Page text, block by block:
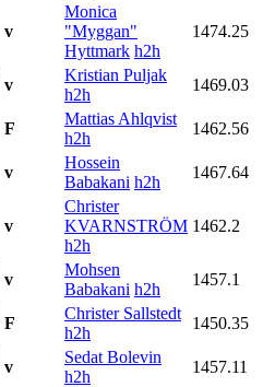
v
Monica
"Myggan"
Hyttmark h2h
1474.25
v
Kristian Puljak
h2h
1469.03
F
Mattias Ahlqvist
h2h
1462.56
v
Hossein
Babakani h2h
1467.64
v
Christer
KVARNSTRÖM
h2h
1462.2
v
Mohsen
Babakani h2h
1457.1
F
Christer Sallstedt
h2h
1450.35
v
Sedat Bolevin
h2h
1457.11